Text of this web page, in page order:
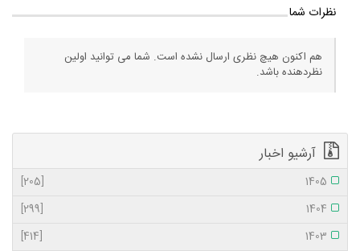
نظرات شما
هم اکنون هیچ نظری ارسال نشده است. شما می توانید اولین
نظردهنده باشد.
آرشیو اخبار
1405
[205]
1404
[299]
1403
[414]